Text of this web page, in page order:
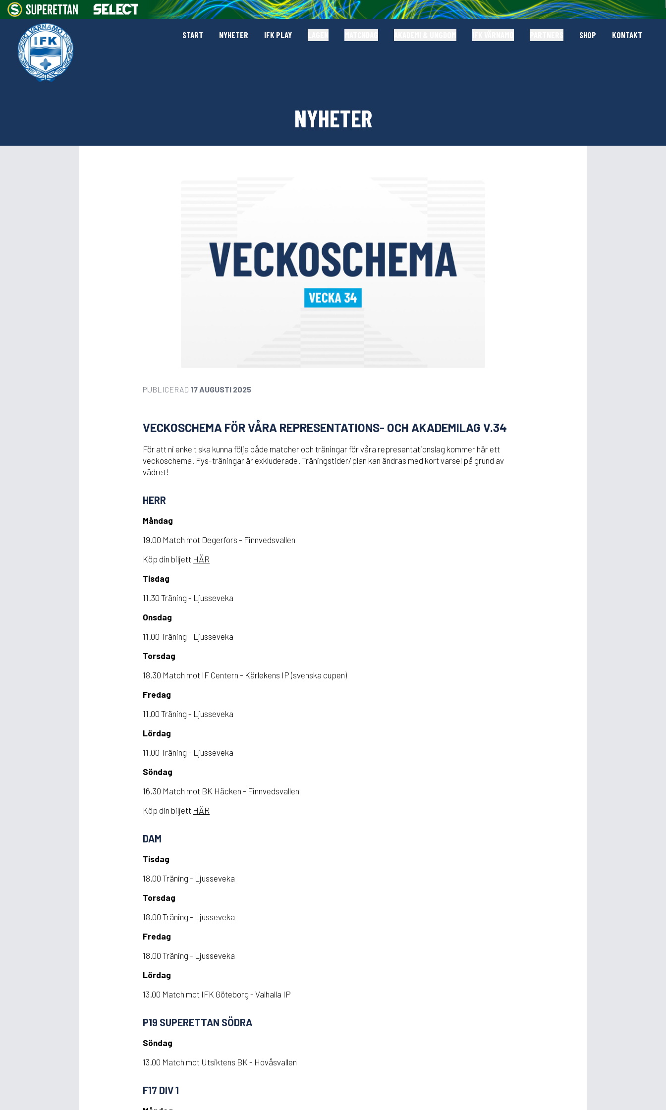
START NYHETER IFK PLAY SHOP KONTAKT
NYHETER
PUBLICERAD 17 AUGUSTI 2025
VECKOSCHEMA FÖR VÅRA REPRESENTATIONS- OCH AKADEMILAG V.34
För att ni enkelt ska kunna följa både matcher och träningar för våra representationslag kommer här ett
veckoschema. Fys-träningar är exkluderade. Träningstider/plan kan ändras med kort varsel på grund av
vädret!
HERR
Måndag
19.00 Match mot Degerfors - Finnvedsvallen
Köp din biljett HÄR
Tisdag
11.30 Träning - Ljusseveka
Onsdag
11.00 Träning - Ljusseveka
Torsdag
18.30 Match mot IF Centern - Kärlekens IP (svenska cupen)
Fredag
11.00 Träning - Ljusseveka
Lördag
11.00 Träning - Ljusseveka
Söndag
16.30 Match mot BK Häcken - Finnvedsvallen
Köp din biljett HÄR
DAM
Tisdag
18.00 Träning - Ljusseveka
Torsdag
18.00 Träning - Ljusseveka
Fredag
18.00 Träning - Ljusseveka
Lördag
13.00 Match mot IFK Göteborg - Valhalla IP
P19 SUPERETTAN SÖDRA
Söndag
13.00 Match mot Utsiktens BK - Hovåsvallen
F17 DIV 1